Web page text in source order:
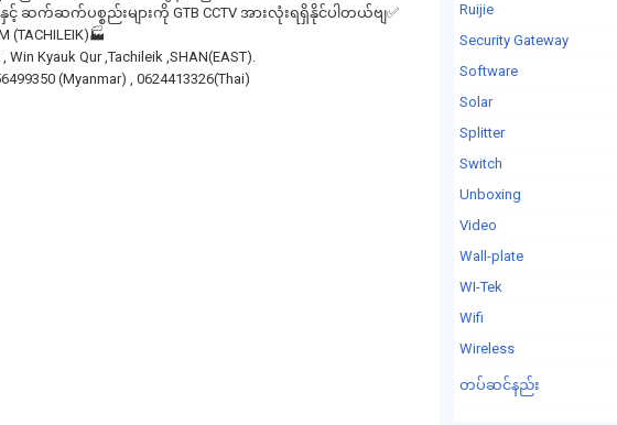
နှင့် ဆက်ဆက်ပစ္စည်းများကို GTB CCTV အားလုံးရရှိနိုင်ပါတယ်ဗျ✅
(TACHILEIK)🏭
Win Kyauk Qur ,Tachileik ,SHAN(EAST).
(Myanmar) , 0624413326(Thai)
Ruijie
Security Gateway
Software
Solar
Splitter
Switch
Unboxing
Video
Wall-plate
WI-Tek
Wifi
Wireless
တပ်ဆင်နည်း